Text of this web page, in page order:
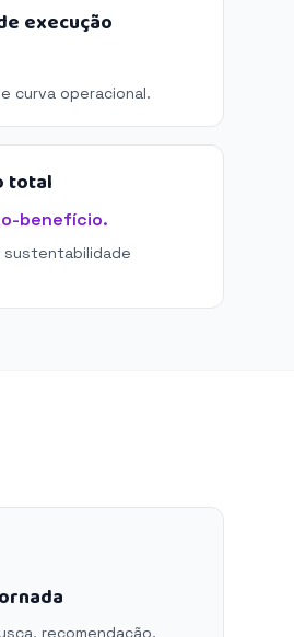
execução
curva operacional.
total
benefício.
recomendação,